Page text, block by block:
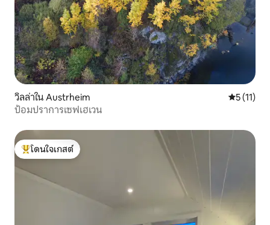
วิลล่าใน Austrheim คะแนนเฉ
5 (11)
ป้อมปราการเซฟเฮเวน
โดนใจเกสต์ที่สุด
โดนใจเกสต์